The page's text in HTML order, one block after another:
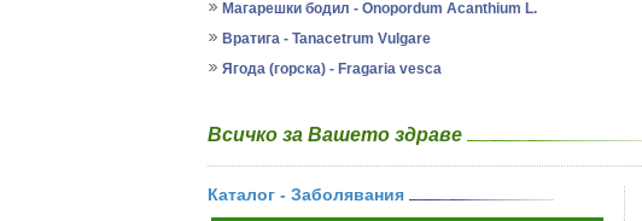
Магарешки бодил - Onopordum Acanthium L.
Вратига - Tanacetrum Vulgare
Ягода (горска) - Fragaria vesca
Всичко за Вашето здраве
Каталог - Заболявания